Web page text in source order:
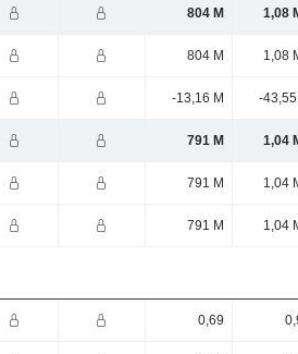
804 M 1,08
804 M 1,08
-13,16 M -43,55
791 M 1,04
791 M 1,04
791 M 1,04
0,69